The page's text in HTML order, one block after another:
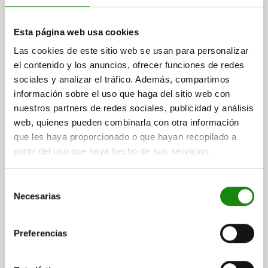
Esta página web usa cookies
Las cookies de este sitio web se usan para personalizar
el contenido y los anuncios, ofrecer funciones de redes
sociales y analizar el tráfico. Además, compartimos
información sobre el uso que haga del sitio web con
nuestros partners de redes sociales, publicidad y análisis
web, quienes pueden combinarla con otra información
que les haya proporcionado o que hayan recopilado a
partir del uso que haya hecho de sus servicios.
Necesarias
Preferencias
ALOJAMIENTO EXCÉNTRICO D1=15, D2=8 ACERO
DESCRIPCIÓN=ALOJAMIENTO
DIÁMETRO EXTERIOR=15
DIÁMETRO DE TALADRAR 2=8